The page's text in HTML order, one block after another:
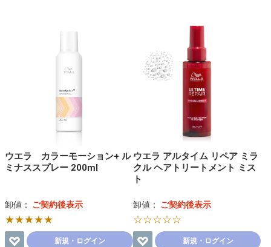
ウエラ カラーモーション+ ル
ミナススプレー 200ml
卸値： ご契約後表示
★★★★★
新規・ログイン
ウエラ アルタイム リペア ミラ
クル ヘアトリートメント ミス
ト
卸値： ご契約後表示
☆☆☆☆☆
新規・ログイン